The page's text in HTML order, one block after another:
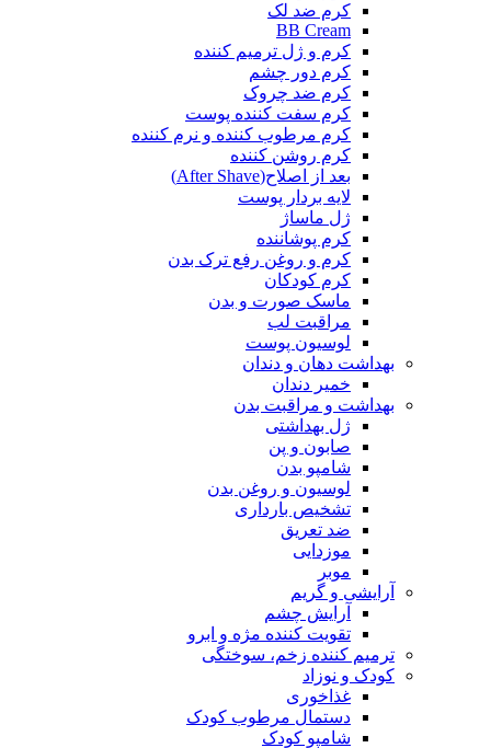
کرم ضد لک
BB Cream
کرم و ژل ترمیم کننده
کرم دور چشم
کرم ضد چروک
کرم سفت کننده پوست
کرم مرطوب کننده و نرم کننده
کرم روشن کننده
بعد از اصلاح(After Shave)
لایه بردار پوست
ژل ماساژ
کرم پوشاننده
کرم و روغن رفع ترک بدن
کرم کودکان
ماسک صورت و بدن
مراقبت لب
لوسیون پوست
بهداشت دهان و دندان
خمیر دندان
بهداشت و مراقبت بدن
ژل بهداشتی
صابون و پن
شامپو بدن
لوسیون و روغن بدن
تشخیص بارداری
ضد تعریق
موزدایی
آرایشی و گریم
آرایش چشم
تقویت کننده مژه و ابرو
ترمیم کننده زخم، سوختگی
کودک و نوزاد
غذاخوری
دستمال مرطوب کودک
شامپو کودک